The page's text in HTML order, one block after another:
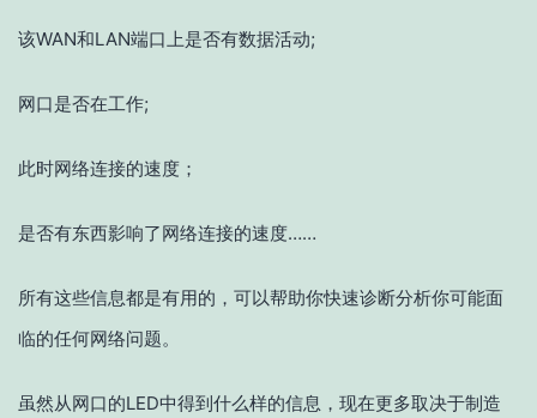
该WAN和LAN端口上是否有数据活动;
网口是否在工作;
此时网络连接的速度；
是否有东西影响了网络连接的速度……
所有这些信息都是有用的，可以帮助你快速诊断分析你可能面
临的任何网络问题。
虽然从网口的LED中得到什么样的信息，现在更多取决于制造